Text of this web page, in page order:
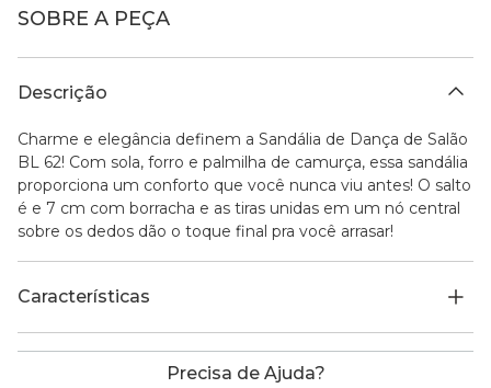
SOBRE A PEÇA
Descrição
Charme e elegância definem a Sandália de Dança de Salão
BL 62! Com sola, forro e palmilha de camurça, essa sandália
proporciona um conforto que você nunca viu antes! O salto
é e 7 cm com borracha e as tiras unidas em um nó central
sobre os dedos dão o toque final pra você arrasar!
Características
Precisa de Ajuda?